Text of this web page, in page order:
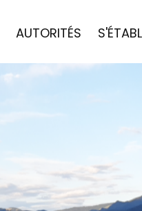
AUTORITÉS